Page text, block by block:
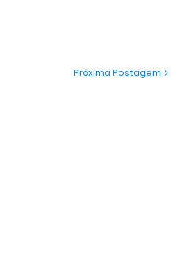
Próxima Postagem